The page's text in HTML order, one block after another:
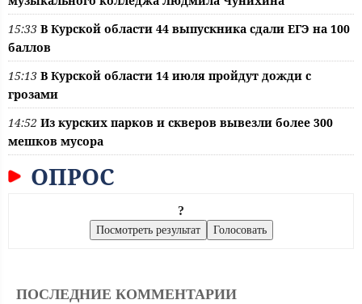
15:33 В Курской области 44 выпускника сдали ЕГЭ на 100
баллов
15:13 В Курской области 14 июля пройдут дожди с
грозами
14:52 Из курских парков и скверов вывезли более 300
мешков мусора
ОПРОС
?
ПОСЛЕДНИЕ КОММЕНТАРИИ